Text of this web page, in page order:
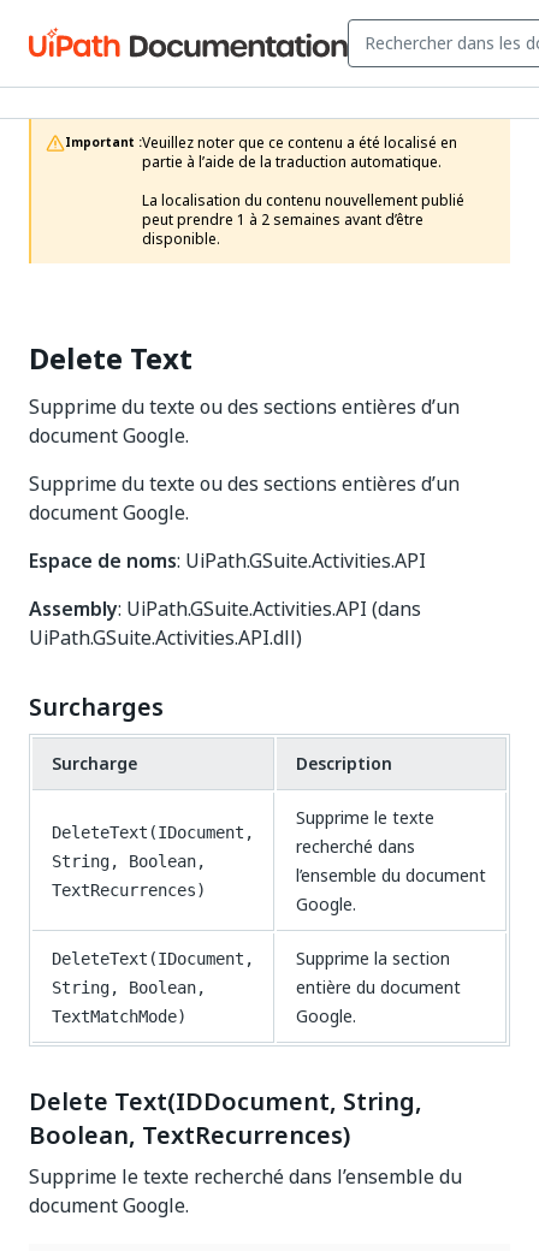
Important :Veuillez noter que ce contenu a été localisé en
partie à l’aide de la traduction automatique.
La localisation du contenu nouvellement publié
peut prendre 1 à 2 semaines avant d’être
disponible.
Delete Text
Supprime du texte ou des sections entières d’un
document Google.
Supprime du texte ou des sections entières d’un
document Google.
Espace de noms: UiPath.GSuite.Activities.API
Assembly: UiPath.GSuite.Activities.API (dans
UiPath.GSuite.Activities.API.dll)
Surcharges
Surcharge Description
DeleteText(IDocument,
String, Boolean,
TextRecurrences)
Supprime le texte
recherché dans
l’ensemble du document
Google.
DeleteText(IDocument,
String, Boolean,
TextMatchMode)
Supprime la section
entière du document
Google.
Delete Text(IDDocument, String,
Boolean, TextRecurrences)
Supprime le texte recherché dans l’ensemble du
document Google.